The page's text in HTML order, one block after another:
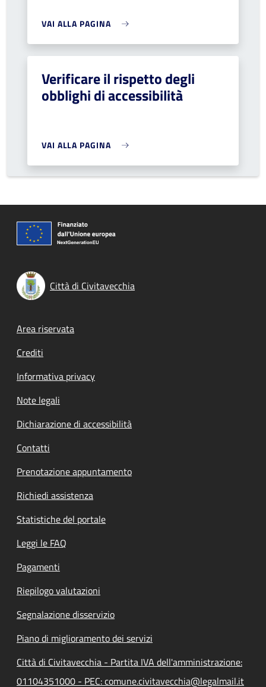
VAI ALLA PAGINA
Verificare il rispetto degli
obblighi di accessibilità
VAI ALLA PAGINA
Città di Civitavecchia
Footer menu
Area riservata
Crediti
Informativa privacy
Note legali
Dichiarazione di accessibilità
Contatti
Prenotazione appuntamento
Richiedi assistenza
Statistiche del portale
Leggi le FAQ
Pagamenti
Riepilogo valutazioni
Segnalazione disservizio
Piano di miglioramento dei servizi
Città di Civitavecchia - Partita IVA dell'amministrazione:
01104351000 - PEC: comune.civitavecchia@legalmail.it